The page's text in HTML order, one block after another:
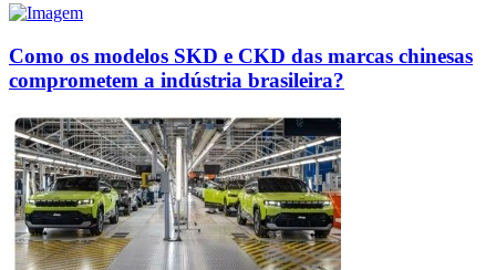
Como os modelos SKD e CKD das marcas chinesas
comprometem a indústria brasileira?